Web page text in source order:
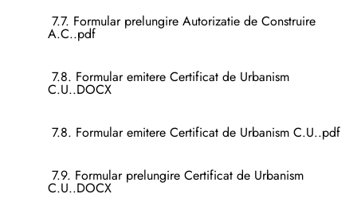
7.7. Formular prelungire Autorizatie de Construire
A.C..pdf
7.8. Formular emitere Certificat de Urbanism
C.U..DOCX
7.8. Formular emitere Certificat de Urbanism C.U..pdf
7.9. Formular prelungire Certificat de Urbanism
C.U..DOCX